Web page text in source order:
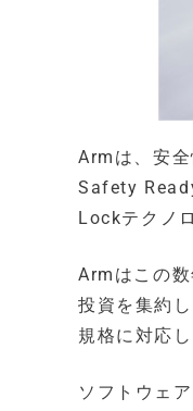
Armは、安
Safety
Lockテクノ
Armはこの
投資を集約
規格に対応
ソフトウェ